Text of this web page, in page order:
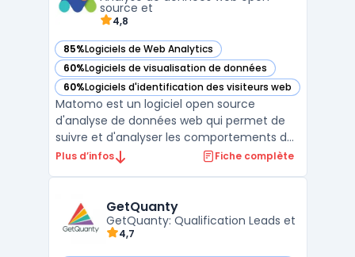
source et
4,8
85%Logiciels de Web Analytics
— voir Matomo dans cette catégorie
60%Logiciels de visualisation de données
— voir Matomo dans cette catégorie
60%Logiciels d'identification des visiteurs web
— voir Matomo dans cette catégorie
Matomo est un logiciel open source
d'analyse de données web qui permet de
suivre et d'analyser les comportements des
visiteurs sur un site web. Il offre une
respectueuse de la vie privée des
utilisateurs. Matomo permet ...
Plus d’infos Fiche complète
GetQuanty
GetQuanty: Qualification Leads et
4,7